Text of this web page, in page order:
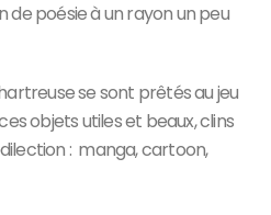
poésie à un rayon un peu
se sont prêtés au jeu
objets utiles et beaux, clins
: manga, cartoon,